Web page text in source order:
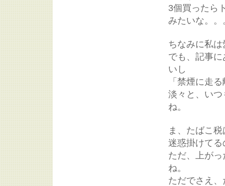
3個買ったら
みたいな。。
ちなみに私
でも、記事
いし
「禁煙に走
淡々と、い
ね。
ま、たばこ
迷惑掛けて
ただ、上が
ね。
ただでさえ